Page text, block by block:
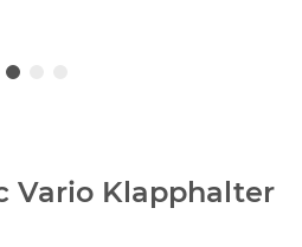
Vario Klapphalter